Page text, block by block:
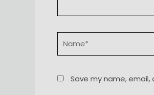
Save my name,